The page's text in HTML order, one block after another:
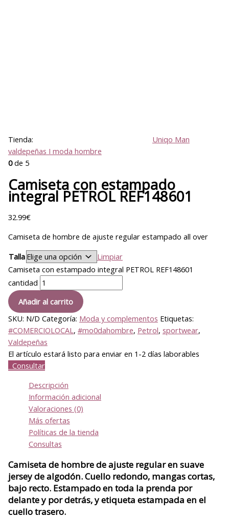
Tienda:
Uniqo Man
valdepeñas I moda hombre
0de 5
Camiseta con estampado
integral PETROL REF148601
32.99€
Camiseta de hombre de ajuste regular estampado all over
Talla
Limpiar
Camiseta con estampado integral PETROL REF148601
cantidad
Añadir al carrito
SKU: N/D Categoría: Moda y complementos Etiquetas:
#COMERCIOLOCAL, #mo0dahombre, Petrol, sportwear,
Valdepeñas
El artículo estará listo para enviar en 1-2 días laborables
Consultar
Descripción
Información adicional
Valoraciones (0)
Más ofertas
Políticas de la tienda
Consultas
Camiseta de hombre de ajuste regular en suave
jersey de algodón. Cuello redondo, mangas cortas,
bajo recto. Estampado en toda la prenda por
delante y por detrás, y etiqueta estampada en el
cuello trasero.